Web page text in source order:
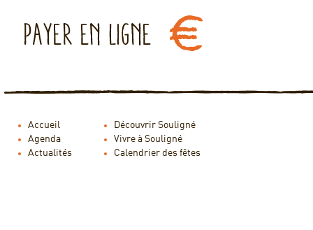
Accueil
Agenda
Actualités
Découvrir Souligné
Vivre à Souligné
Calendrier des fêtes